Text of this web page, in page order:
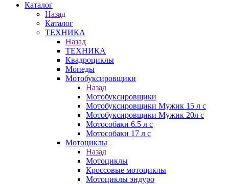
Каталог
Назад
Каталог
ТЕХНИКА
Назад
ТЕХНИКА
Квадроциклы
Мопеды
Мотобуксировщики
Назад
Мотобуксировщики
Мотобуксировщики Мужик 15 л с
Мотобуксировщики Мужик 20л с
Мотособаки 6.5 л с
Мотособаки 17 л с
Мотоциклы
Назад
Мотоциклы
Кроссовые мотоциклы
Мотоциклы эндуро